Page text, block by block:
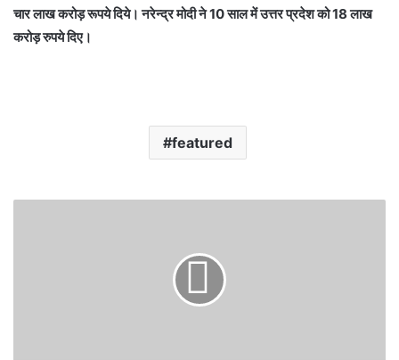
चार लाख करोड़ रूपये दिये। नरेन्द्र मोदी ने 10 साल में उत्तर प्रदेश को 18 लाख
करोड़ रुपये दिए।
featured